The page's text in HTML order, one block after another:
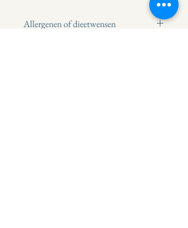
Allergenen of dieetwensen